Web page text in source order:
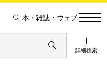
本・雑誌・ウェブ
詳細検索